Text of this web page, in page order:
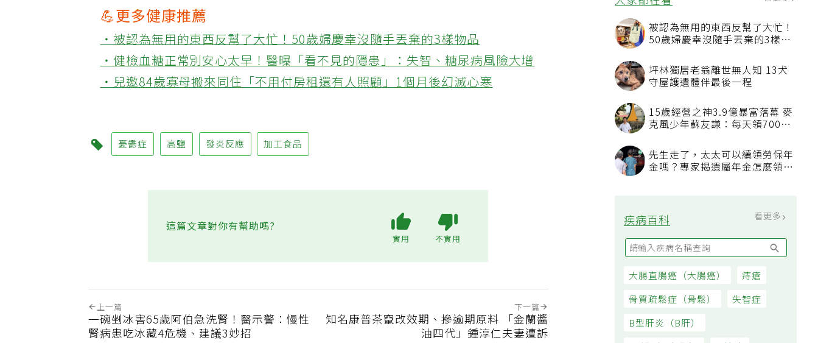
大家都在看
被認為無用的東西反幫了大忙！
50歲婦慶幸沒隨手丟棄的3樣物
坪林獨居老翁離世無人知 13犬
守屋護遺體伴最後一程
15歲經營之神3.9億暴富落幕 麥
過日子
先生走了，太太可以續領勞保年
疾病百科
💪更多健康推薦
‧被認為無用的東西反幫了大忙！50歲婦慶幸沒隨手丟棄的3樣物品
‧健檢血糖正常別安心太早！醫曝「看不見的隱患」：失智、糖尿病風險大增
‧兒邀84歲寡母搬來同住「不用付房租還有人照顧」1個月後幻滅心寒
憂鬱症 高鹽 發炎反應 加工食品
上一篇
一碗剉冰害65歲阿伯急洗腎！醫示警：慢性
下一篇
知名康普茶竄改效期、摻逾期原料 「金蘭醬